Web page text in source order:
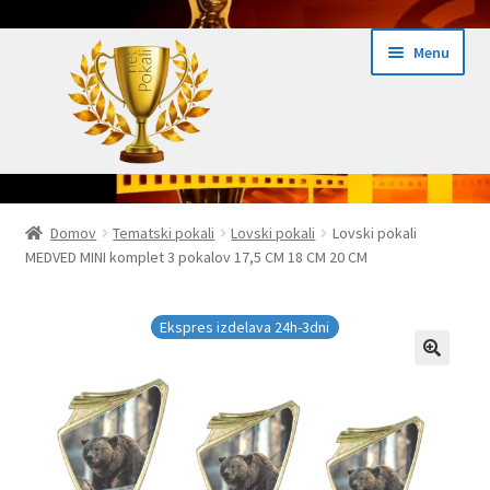
navigation
content
Menu
Domov
Domov Pokali.net
Ekspres izdelava pokalov 24h
Galerija medalje
Domov Tematski pokali Lovski pokali
Lovski pokali
MEDVED MINI komplet 3 pokalov 17,5 CM 18 CM 20 CM
Ekspres izdelava 24h-3dni